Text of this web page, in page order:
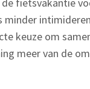
de fietsvakantie
minder
keuze om
meer van de